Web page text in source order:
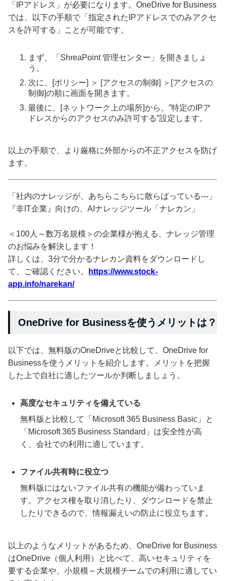
「IPアドレス」が必要になります。OneDrive for Business
では、以下の手順で「指定されたIPアドレスでのみアクセ
スを許可する」ことが可能です。
まず、「ShreaPoint 管理センター」を開きましょ
う。
次に、[ポリシー] ＞ [アクセスの制御] ＞[アクセスの
制御]の順に画面を開きます。
最後に、[ネットワーク上の場所]から、”特定のIPア
ドレスからのアクセスのみ許可する”設定します。
以上の手順で、より厳格に外部からの不正アクセスを防げ
ます。
「社内のナレッジが、あちらこちらに散らばっている---」
『非IT企業』向けの、AIナレッジツール「ナレカン」
＜100人～数万名規模＞の企業様が抱える、ナレッジ管理
のお悩みを解決します！
詳しくは、3分で分かるナレカン資料をダウンロードし
て、ご確認ください。
https://www.stock-
app.info/narekan/
OneDrive for Businessを使うメリットは？
以下では、無料版のOneDriveと比較して、OneDrive for
Businessを使うメリットを紹介します。メリットを把握
した上で自社に適したツールか判断しましょう。
高度なセキュリティを備えている
無料版と比較して「Microsoft 365 Business Basic」と
「Microsoft 365 Business Standard」は安全性が高
く、会社での利用に適しています。
ファイル共有時に役立つ
無料版にはないファイル共有の機能が備わっていま
す。アクセス権を取り消したり、ダウンロードを禁止
したりできるので、情報漏えいの防止に役立ちます。
以上のようなメリットがあるため、OneDrive for Business
はOneDrive（個人利用）と比べて、高いセキュリティを
要する企業や、小規模～大規模チームでの利用に適してい